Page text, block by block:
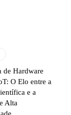
de Hardware
O Elo entre a
e a
Alta